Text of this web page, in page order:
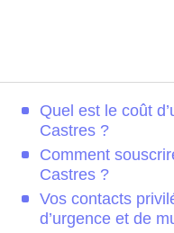
Quel est le coût
Castres ?
Comment
Castres ?
Vos contacts
d’urgence et de